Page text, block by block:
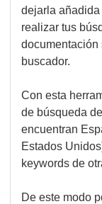
dejarla añadida
realizar tus
documentación
buscador.
Con esta
de búsqueda
encuentran
Estados
keywords de
De este modo